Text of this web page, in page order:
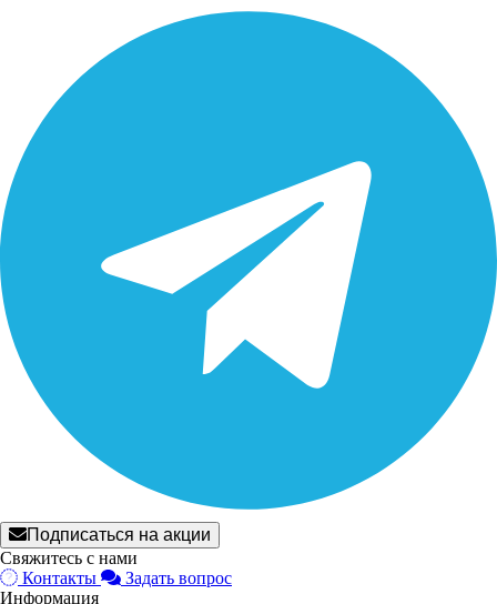
Подписаться на акции
Свяжитесь с нами
Контакты
Задать вопрос
Информация